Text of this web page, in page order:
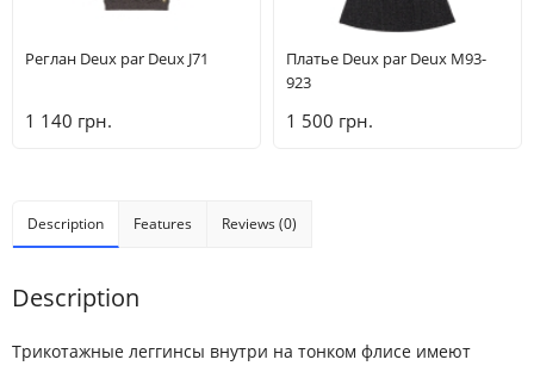
Реглан Deux par Deux J71
1 140 грн.
Платье Deux par Deux M93-
923
1 500 грн.
Description Features Reviews (0)
Description
Трикотажные леггинсы внутри на тонком флисе имеют